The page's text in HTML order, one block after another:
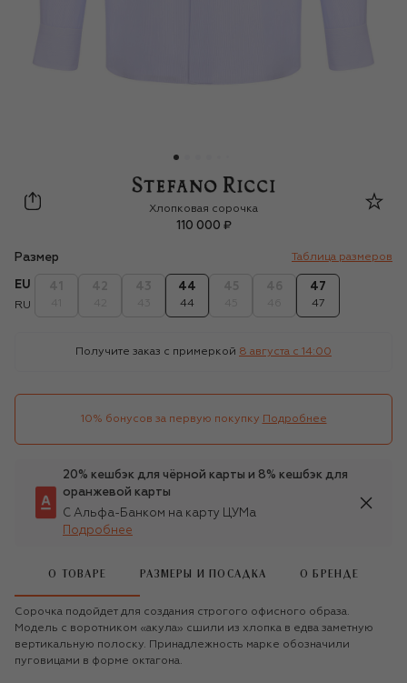
Stefano Ricci
Хлопковая сорочка
110 000 ₽
Размер Таблица размеров
EU
RU
44
44
47
47
Получите заказ с примеркой 8 августа c 14:00
10% бонусов за первую покупку Подробнее
20% кешбэк для чёрной карты и 8% кешбэк для
оранжевой карты
С Альфа-Банком на карту ЦУМа
Подробнее
О ТОВАРЕ РАЗМЕРЫ И ПОСАДКА О БРЕНДЕ
Сорочка подойдет для создания строгого офисного образа.
Модель с воротником «акула» сшили из хлопка в едва заметную
вертикальную полоску. Принадлежность марке обозначили
пуговицами в форме октагона.